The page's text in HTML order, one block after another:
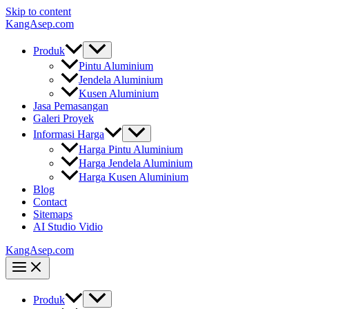
Skip to content
KangAsep.com
Produk
Pintu Aluminium
Jendela Aluminium
Kusen Aluminium
Jasa Pemasangan
Galeri Proyek
Informasi Harga
Harga Pintu Aluminium
Harga Jendela Aluminium
Harga Kusen Aluminium
Blog
Contact
Sitemaps
AI Studio Vidio
KangAsep.com
Produk